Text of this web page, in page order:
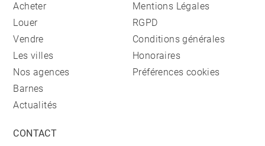
Acheter
Louer
Vendre
Les villes
Nos agences
Barnes
Actualités
Mentions Légales
RGPD
Conditions générales
Honoraires
Préférences cookies
CONTACT